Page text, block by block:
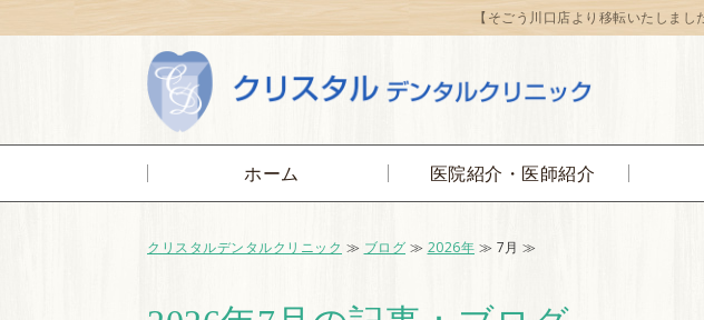
【そごう川口店より移転いたしま
ホーム 医院紹介・医師紹介
クリスタルデンタルクリニック ≫ ブログ ≫ 2026年 ≫ 7月 ≫